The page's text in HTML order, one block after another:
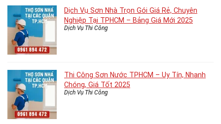
Dịch Vụ Sơn Nhà Trọn Gói Giá Rẻ, Chuyên
Nghiệp Tại TPHCM – Bảng Giá Mới 2025
Dịch Vụ Thi Công
Thi Công Sơn Nước TPHCM – Uy Tín, Nhanh
Chóng, Giá Tốt 2025
Dịch Vụ Thi Công